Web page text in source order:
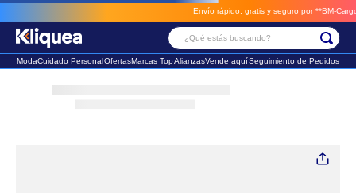
Envío rápido, gratis y seguro por **BM-Cargo** envios a través de
¿Qué estás buscando?
ModaCuidado PersonalOfertasMarcas TopAlianzasVende aquíSeguimiento de Pedidos